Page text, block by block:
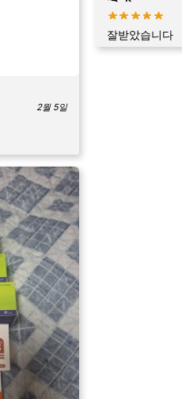
2월 5일
잘받았습니다